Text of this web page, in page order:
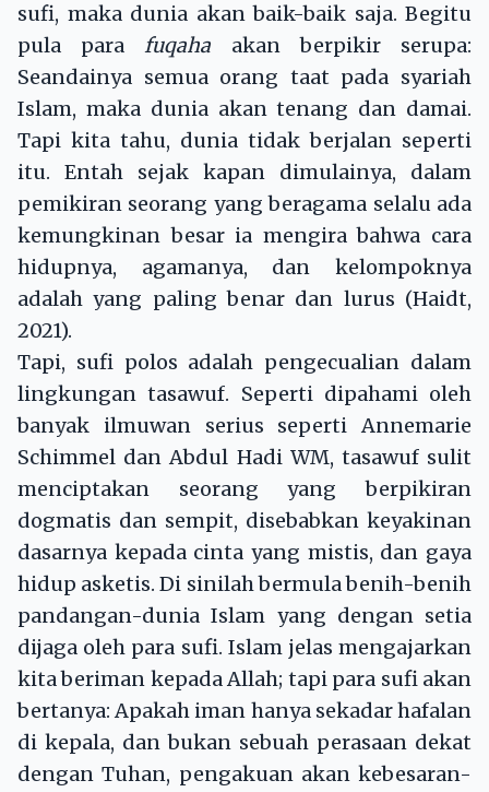
sufi, maka dunia akan baik-baik saja. Begitu
pula parafuqaha akan berpikir serupa:
Seandainya semua orang taat pada syariah
Islam, maka dunia akan tenang dan damai.
Tapi kita tahu, dunia tidak berjalan seperti
itu. Entah sejak kapan dimulainya, dalam
pemikiran seorang yang beragama selalu ada
kemungkinan besar ia mengira bahwa cara
hidupnya, agamanya, dan kelompoknya
adalah yang paling benar dan lurus (Haidt,
2021).
Tapi, sufi polos adalah pengecualian dalam
lingkungan tasawuf. Seperti dipahami oleh
banyak ilmuwan serius seperti Annemarie
Schimmel dan Abdul Hadi WM, tasawuf sulit
menciptakan seorang yang berpikiran
dogmatis dan sempit, disebabkan keyakinan
dasarnya kepada cinta yang mistis, dan gaya
hidup asketis. Di sinilah bermula benih-benih
pandangan-dunia Islam yang dengan setia
dijaga oleh para sufi. Islam jelas mengajarkan
kita beriman kepada Allah; tapi para sufi akan
bertanya: Apakah iman hanya sekadar hafalan
di kepala, dan bukan sebuah perasaan dekat
dengan Tuhan, pengakuan akan kebesaran-